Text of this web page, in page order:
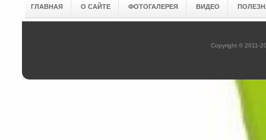
ГЛАВНАЯ О САЙТЕ ФОТОГАЛЕРЕЯ ВИДЕО
Copyright © 2011-